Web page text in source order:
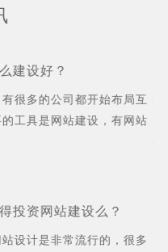
建设好？
很多的公司都开始布局互
工具是网站建设，有网站
很多的公司...
投资网站建设么？
设计是非常流行的，很多